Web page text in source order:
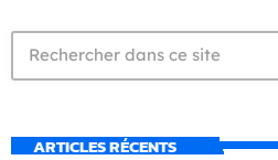
ARTICLES RÉCENTS